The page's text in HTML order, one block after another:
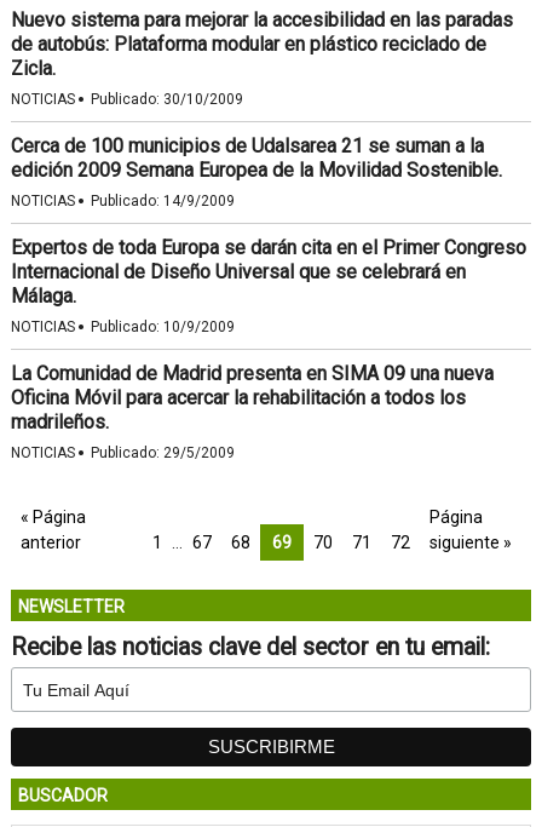
Nuevo sistema para mejorar la accesibilidad en las paradas
de autobús: Plataforma modular en plástico reciclado de
Zicla.
NOTICIAS · Publicado: 30/10/2009
Cerca de 100 municipios de Udalsarea 21 se suman a la
edición 2009 Semana Europea de la Movilidad Sostenible.
NOTICIAS · Publicado: 14/9/2009
Expertos de toda Europa se darán cita en el Primer Congreso
Internacional de Diseño Universal que se celebrará en
Málaga.
NOTICIAS · Publicado: 10/9/2009
La Comunidad de Madrid presenta en SIMA 09 una nueva
Oficina Móvil para acercar la rehabilitación a todos los
madrileños.
NOTICIAS · Publicado: 29/5/2009
« Página
anterior
1 67 68 69 70 71 72
Página
siguiente »
NEWSLETTER
Recibe las noticias clave del sector en tu email:
BUSCADOR